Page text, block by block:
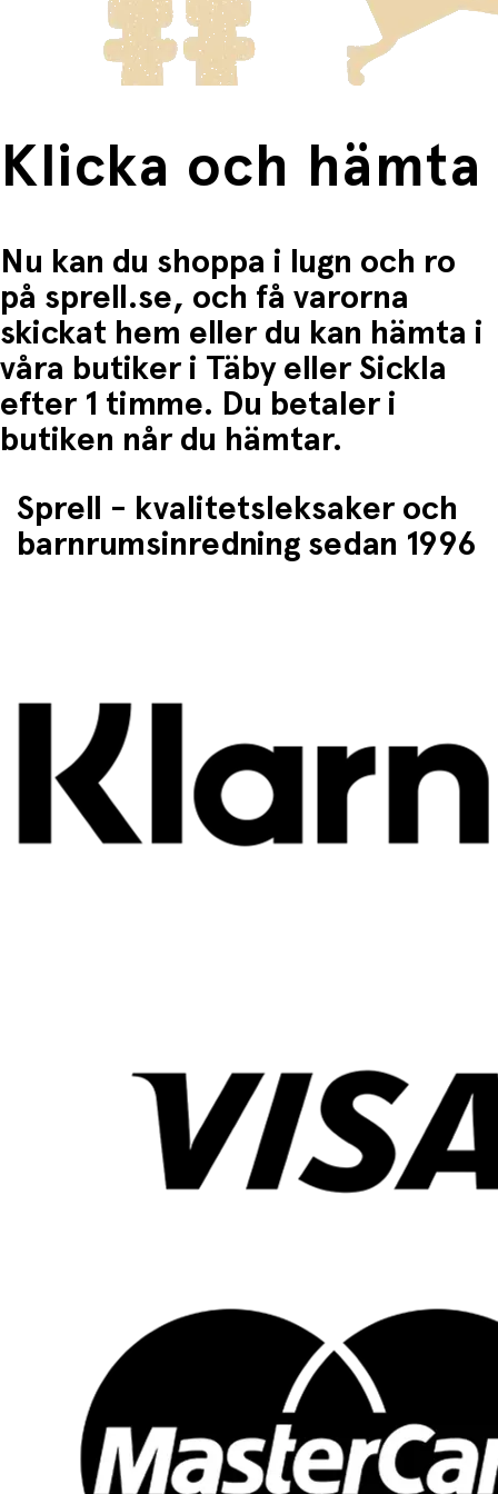
Enkelt att kasta
Användningsområden:
semestern
Fri frakt när du handlar för mer än 1500:-
Klicka och hämta
Nu kan du shoppa i lugn och ro
på sprell.se, och få varorna
skickat hem eller du kan hämta i
våra butiker i Täby eller Sickla
efter 1 timme. Du betaler i
butiken når du hämtar.
Sprell - kvalitetsleksaker och
barnrumsinredning sedan 1996